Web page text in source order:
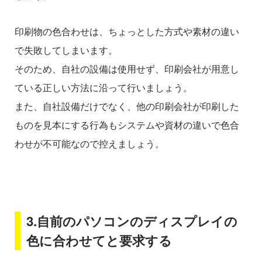
印刷物の色合わせは、ちょっとした方式や素材の違い
で失敗してしまいます。
そのため、自社の設備は使用せず、印刷会社が用意し
ている正しい方法に沿って行いましょう。
また、自社設備だけでなく、他の印刷会社が印刷した
ものを見本にする行為もシステムや資材の違いで色合
わせが不可能なので控えましょう。
3.自前のパソコンのディスプレイの
色に合わせてと要求する